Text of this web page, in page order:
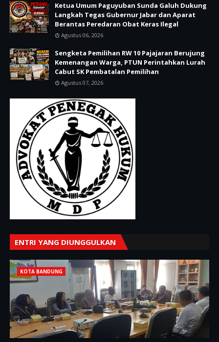
Ketua Umum Paguyuban Sunda Galuh Dukung
Langkah Tegas Gubernur Jabar dan Aparat
Berantas Peredaran Obat Keras Ilegal
Agustus 06, 2026
Sengketa Pemilihan RW 10 Pajajaran Berujung
Kemenangan Warga, PTUN Perintahkan Lurah
Cabut SK Pembatalan Pemilihan
Agustus 07, 2026
ENTRI YANG DIUNGGULKAN
KOTA BANDUNG